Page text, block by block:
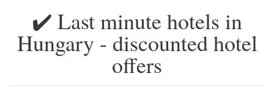
✔️ Last minute hotels in
Hungary - discounted hotel
offers